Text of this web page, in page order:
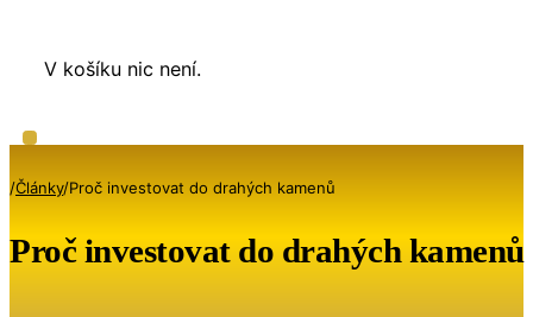
V košíku nic není.
/Články/Proč investovat do drahých kamenů
Proč investovat do drahých kamenů